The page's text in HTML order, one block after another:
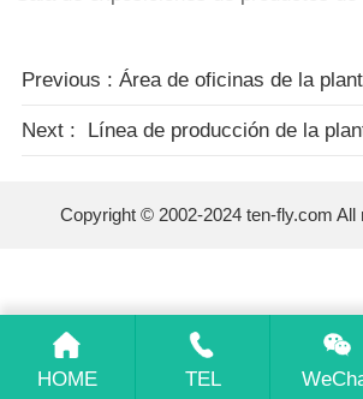
Previous : Área de oficinas de la
Next : ​ Línea de producción de la
Copyright © 2002-2024 ten-fly.com All
HOME TEL